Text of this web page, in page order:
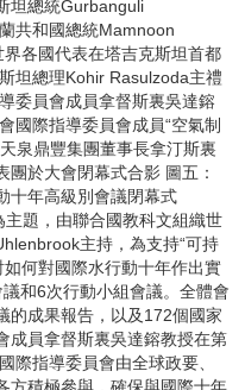
會國際指導委員會成員“空氣
天泉鼎豐集團董事長拿汀斯
表團出席閉幕式。
坦總統Gurbanguli
共和國總統Mamnoon
各國代表在塔吉克斯坦首都
坦總理Kohir Rasulzoda主禮
委員會成員拿督斯裏吳達鎔
國際指導委員會成員“空氣制
泉鼎豐集團董事長拿汀斯裏
於大會閉幕式合影 圖五：
十年高級別會議閉幕式
主題，由聯合國教科文組織世
主持，為支持“可持
何對國際水行動十年作出實
和6次行動小組會議。全體會
的成果報告，以及172個國家
成員拿督斯裏吳達鎔教授在第
際指導委員會由全球政要、